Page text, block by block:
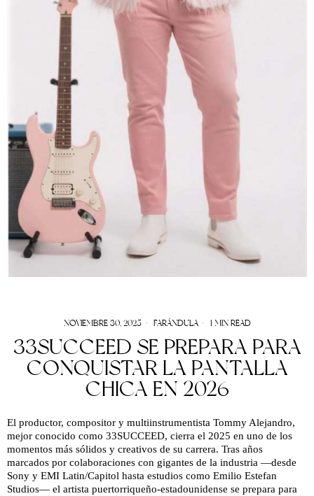
NOVIEMBRE 30, 2025 FARÁNDULA 1 MIN READ
33SUCCEED SE PREPARA PARA
CONQUISTAR LA PANTALLA
CHICA EN 2026
El productor, compositor y multiinstrumentista Tommy Alejandro,
mejor conocido como 33SUCCEED, cierra el 2025 en uno de los
momentos más sólidos y creativos de su carrera. Tras años
marcados por colaboraciones con gigantes de la industria —desde
Sony y EMI Latin/Capitol hasta estudios como Emilio Estefan
Studios— el artista puertorriqueño-estadounidense se prepara para